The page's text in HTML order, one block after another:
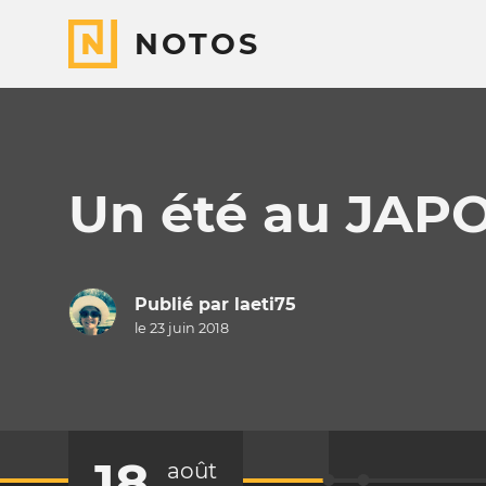
NOTOS
Un été au
Publié par laeti75
le 23 juin 2018
août